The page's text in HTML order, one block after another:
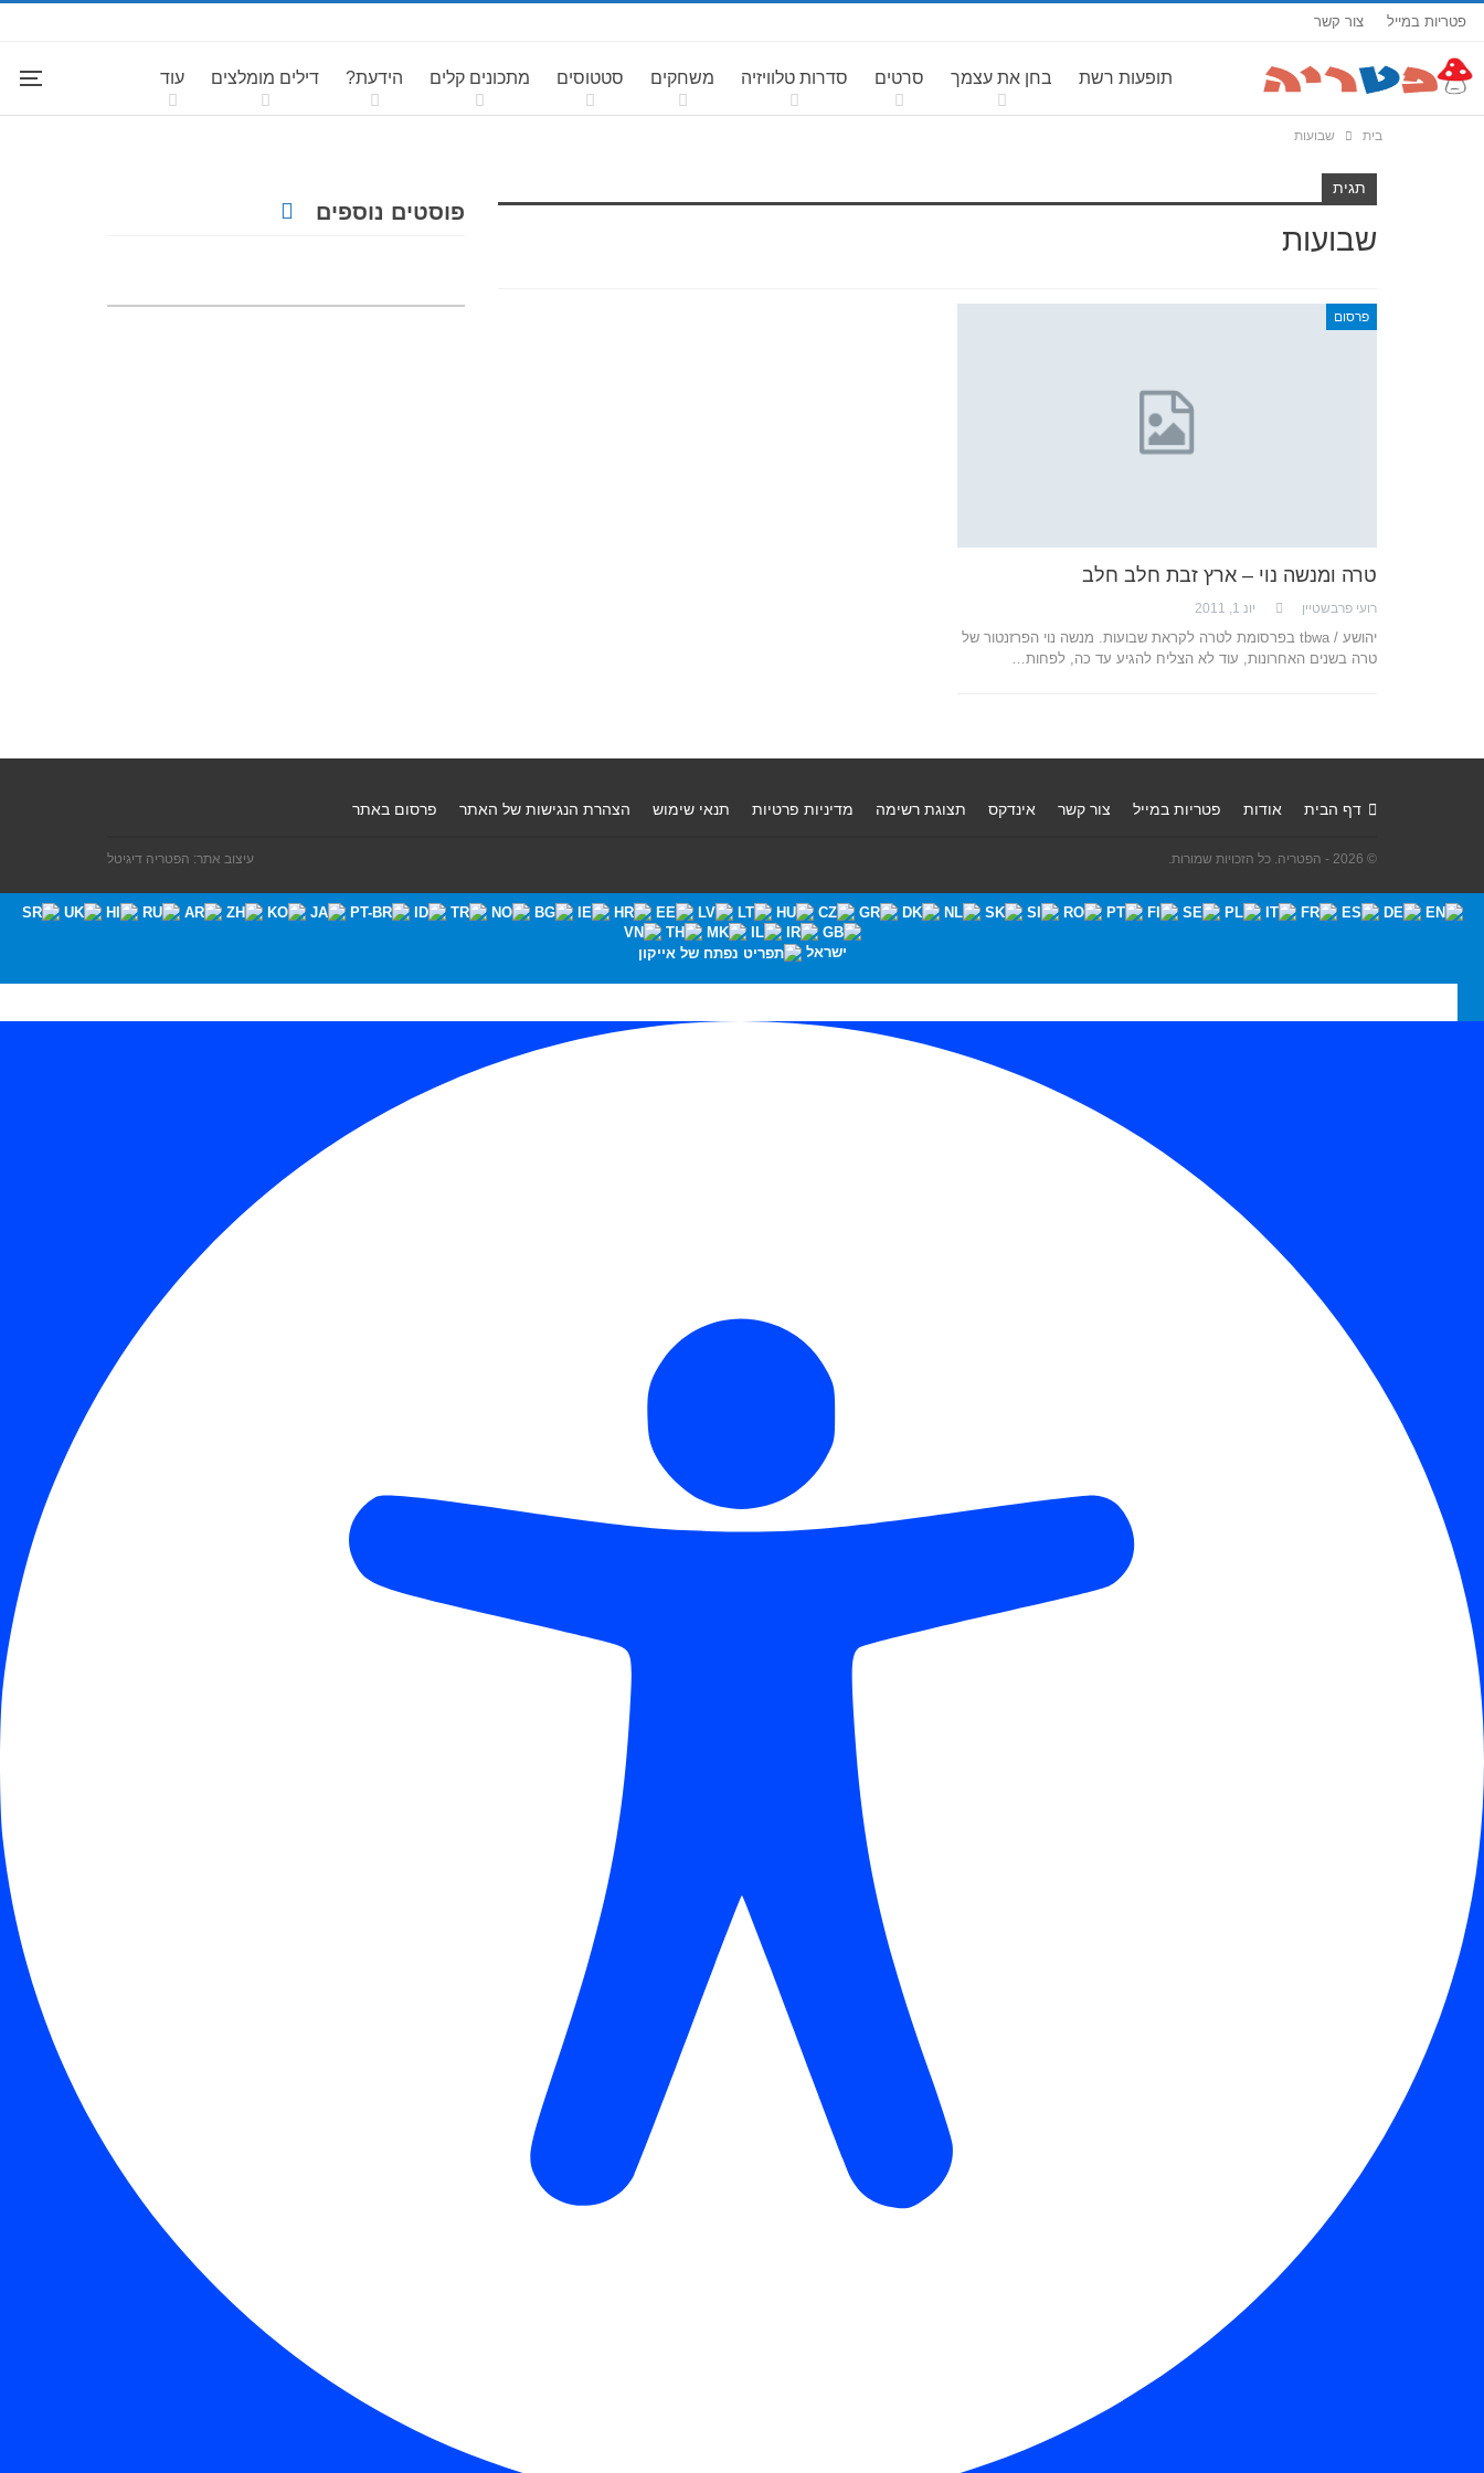
פטריות במייל צור קשר
תופעות רשת בחן את עצמך סרטים סדרות טלוויזיה משחקים סטטוסים מתכונים קלים הידעת? דילים מומלצים עוד
בית שבועות
תגית
שבועות
פרסום
טרה ומנשה נוי – ארץ זבת חלב חלב
רועי פרבשטיין יונ 1, 2011
יהושע / tbwa בפרסומת לטרה לקראת שבועות. מנשה נוי הפרזנטור של
טרה בשנים האחרונות, עוד לא הצליח להגיע עד כה, לפחות…
פוסטים נוספים
דף הבית אודות פטריות במייל צור קשר אינדקס תצוגת רשימה מדיניות פרטיות תנאי שימוש הצהרת הנגישות של האתר פרסום באתר
© 2026 - הפטריה. כל הזכויות שמורות. עיצוב אתר: הפטריה דיגיטל
ישראל